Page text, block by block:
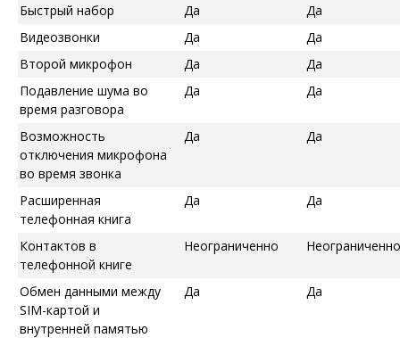
Быстрый набор
Да
Да
Видеозвонки
Да
Да
Второй микрофон
Да
Да
Подавление шума во
время разговора
Да Да
Возможность
отключения микрофона
во время звонка
Да Да
Расширенная
телефонная книга
Да Да
Контактов в
телефонной книге
Неограниченно Неограниченно
Обмен данными между
SIM-картой и
внутренней памятью
Да Да